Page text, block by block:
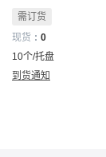
需订货
现货
0
10个/托盘
到货通知